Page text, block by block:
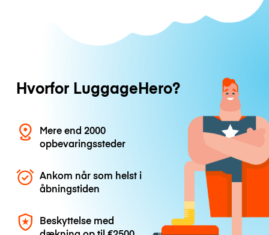
Hvorfor LuggageHero?
Mere end 2000
opbevaringssteder
Ankom når som helst i
åbningstiden
Beskyttelse med